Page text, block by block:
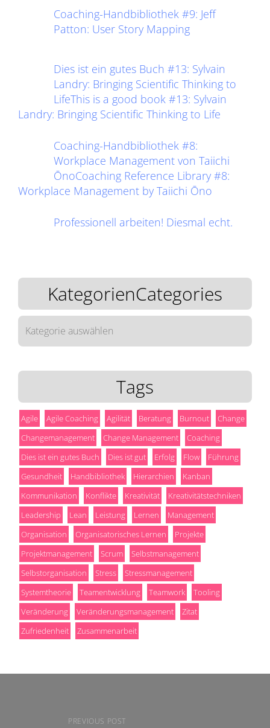
Coaching-Handbibliothek #9: Jeff
Patton: User Story Mapping
Dies ist ein gutes Buch #13: Sylvain
Landry: Bringing Scientific Thinking to
LifeThis is a good book #13: Sylvain
Landry: Bringing Scientific Thinking to Life
Coaching-Handbibliothek #8:
Workplace Management von Taiichi
ŌnoCoaching Reference Library #8:
Workplace Management by Taiichi Ōno
Professionell arbeiten! Diesmal echt.
KategorienCategories
KategorienCategories
Tags
Agile Agile Coaching Agilität Beratung Burnout
Change
Changemanagement
Change Management
Coaching
Dies ist ein gutes Buch
Dies ist gut Erfolg Flow
Führung
Gesundheit
Handbibliothek Hierarchien
Kanban
Kommunikation
Konflikte Kreativität
Kreativitätstechniken
Leadership
Lean Leistung Lernen
Management
Organisation
Organisatorisches Lernen
Projekte
Projektmanagement
Scrum
Selbstmanagement
Selbstorganisation
Stress
Stressmanagement
Systemtheorie
Teamentwicklung Teamwork
Tooling
Veränderung
Veränderungsmanagement
Zitat
Zufriedenheit
Zusammenarbeit
PREVIOUS POST